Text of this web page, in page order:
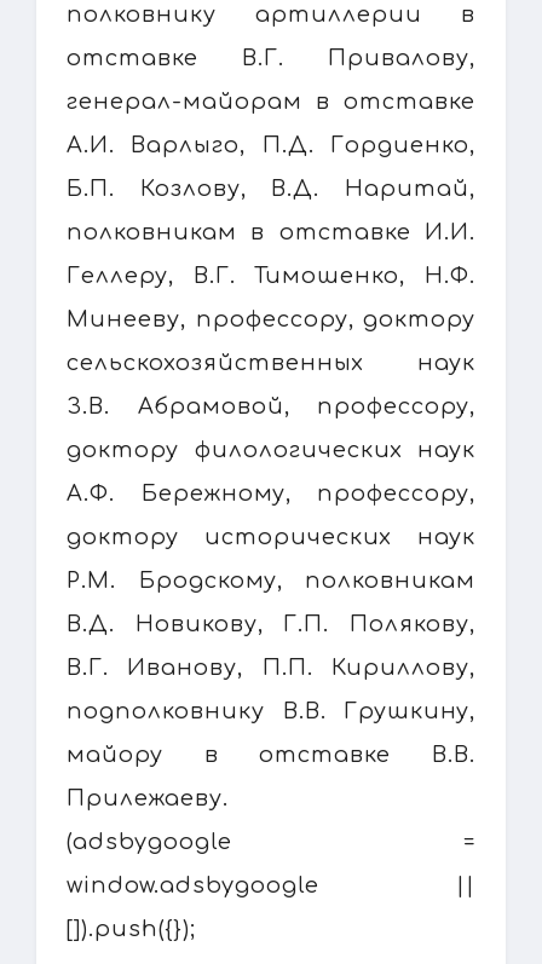
полковнику артиллерии в
отставке В.Г. Привалову,
генерал-майорам в отставке
А.И. Варлыго, П.Д. Гордиенко,
Б.П. Козлову, В.Д. Наритай,
полковникам в отставке И.И.
Геллеру, В.Г. Тимошенко, Н.Ф.
Минееву, профессору, доктору
сельскохозяйственных наук
З.В. Абрамовой, профессору,
доктору филологических наук
А.Ф. Бережному, профессору,
доктору исторических наук
Р.М. Бродскому, полковникам
В.Д. Новикову, Г.П. Полякову,
В.Г. Иванову, П.П. Кириллову,
подполковнику В.В. Грушкину,
майору в отставке В.В.
Прилежаеву.
(adsbygoogle =
window.adsbygoogle ||
[]).push({});